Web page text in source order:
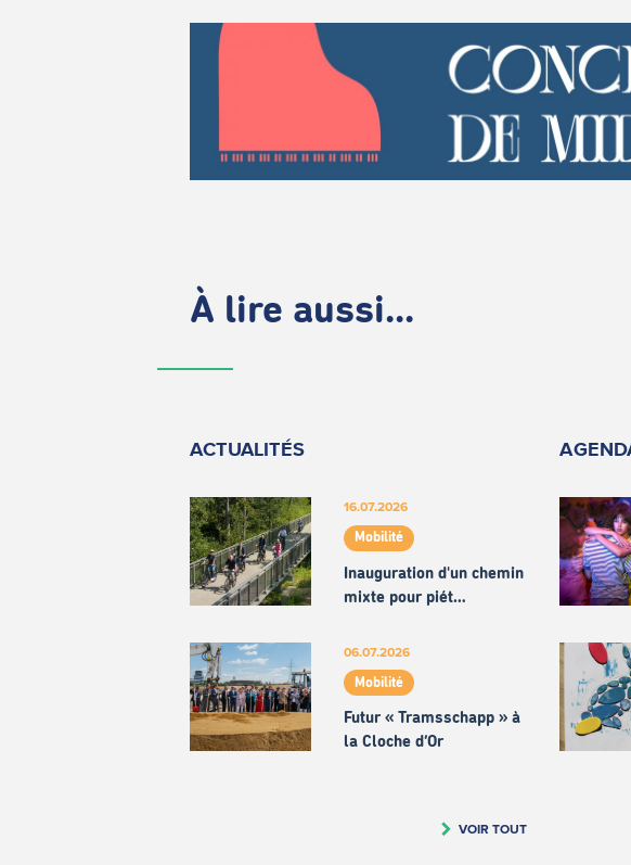
À lire aussi...
ACTUALITÉS
16.07.2026
Mobilité
Inauguration d'un chemin
mixte pour piét…
06.07.2026
Mobilité
Futur « Tramsschapp » à
la Cloche d’Or
VOIR TOUT